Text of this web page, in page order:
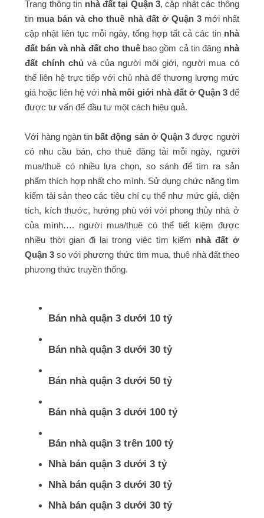
Trang thông tin nhà đất tại Quận 3, cập nhật các thông
tin mua bán và cho thuê nhà đất ở Quận 3mới nhất
cập nhật liên tục mỗi ngày, tổng hợp tất cả các tin nhà
đất bán và nhà đất cho thuêbao gồm cả tin đăng nhà
đất chính chủvà của người môi giới, người mua có
thể liên hệ trực tiếp với chủ nhà để thương lượng mức
giá hoặc liên hệ với nhà môi giới nhà đất ở Quận 3để
được tư vấn để đầu tư một cách hiệu quả.
Với hàng ngàn tin bất động sản ở Quận 3 được người
có nhu cầu bán, cho thuê đăng tải mỗi ngày, người
mua/thuê có nhiều lựa chọn, so sánh để tìm ra sản
phẩm thích hợp nhất cho mình. Sử dụng chức năng tìm
kiếm tài sản theo các tiêu chí cụ thể như mức giá, diện
tích, kích thước, hướng phù với với phong thủy nhà ở
của mình…. người mua/thuê có thể tiết kiệm được
nhiều thời gian đi lại trong việc tìm kiếm nhà đất ở
Quận 3 so với phương thức tìm mua, thuê nhà đất theo
phương thức truyền thống.
Bán nhà quận 3 dưới 10 tỷ
Bán nhà quận 3 dưới 30 tỷ
Bán nhà quận 3 dưới 50 tỷ
Bán nhà quận 3 dưới 100 tỷ
Bán nhà quận 3 trên 100 tỷ
Nhà bán quận 3 dưới 3 tỷ
Nhà bán quận 3 dưới 30 tỷ
Nhà bán quận 3 dưới 30 tỷ